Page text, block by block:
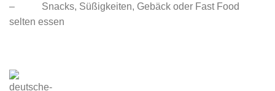
– Snacks, Süßigkeiten, Gebäck oder Fast Food
selten essen